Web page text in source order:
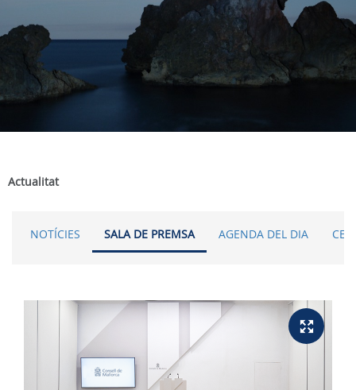
Actualitat
NOTÍCIES SALA DE PREMSA AGENDA DEL DIA